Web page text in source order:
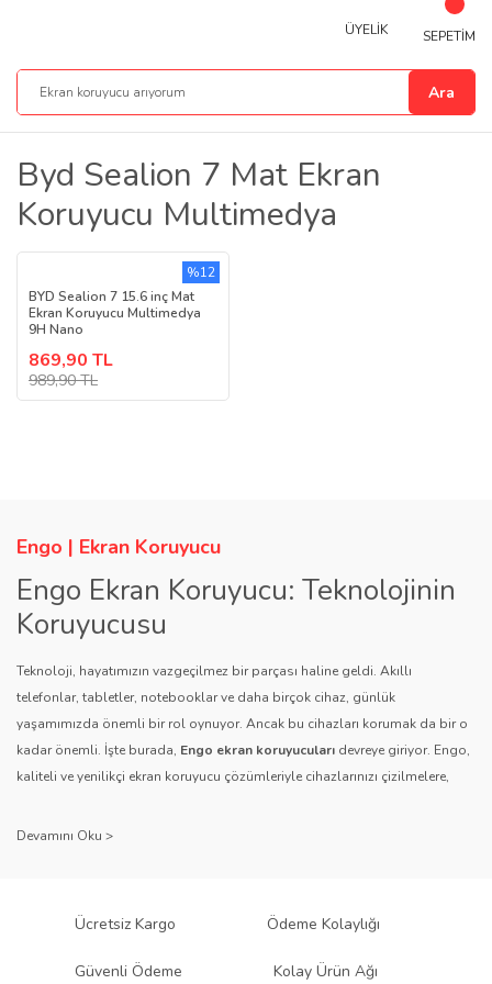
Ara
ÜYELİK SEPETİM
Byd Sealion 7 Mat Ekran
Koruyucu Multimedya
BYD Sealion 7 15.6 inç Mat
Ekran Koruyucu Multimedya
9H Nano
869,90 TL
989,90 TL
%12
Engo | Ekran Koruyucu
Engo Ekran Koruyucu: Teknolojinin
Koruyucusu
Teknoloji, hayatımızın vazgeçilmez bir parçası haline geldi. Akıllı
telefonlar, tabletler, notebooklar ve daha birçok cihaz, günlük
yaşamımızda önemli bir rol oynuyor. Ancak bu cihazları korumak da bir o
kadar önemli. İşte burada, Engo ekran koruyucuları devreye giriyor. Engo,
kaliteli ve yenilikçi ekran koruyucu çözümleriyle cihazlarınızı çizilmelere,
sağlıyor.
Engo ekran koruyucuları
, uzun yıllara dayanan tecrübesi ve teknolojiye
ürününü titiz bir kalite kontrol sürecinden geçirir. Kullanıcı dostu tasarımı
Ücretsiz Kargo Ödeme Kolaylığı
Güvenli Ödeme Kolay Ürün Ağı